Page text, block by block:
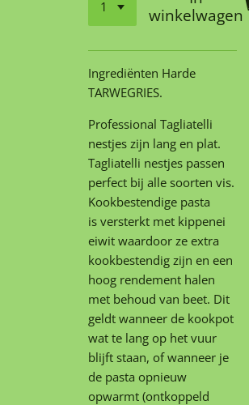
winkelwagen
Ingrediënten Harde
TARWEGRIES.
Professional Tagliatelli
nestjes zijn lang en plat.
Tagliatelli nestjes passen
perfect bij alle soorten vis.
Kookbestendige pasta
is versterkt met kippenei
eiwit waardoor ze extra
kookbestendig zijn en een
hoog rendement halen
met behoud van beet. Dit
geldt wanneer de kookpot
wat te lang op het vuur
blijft staan, of wanneer je
de pasta opnieuw
opwarmt (ontkoppeld